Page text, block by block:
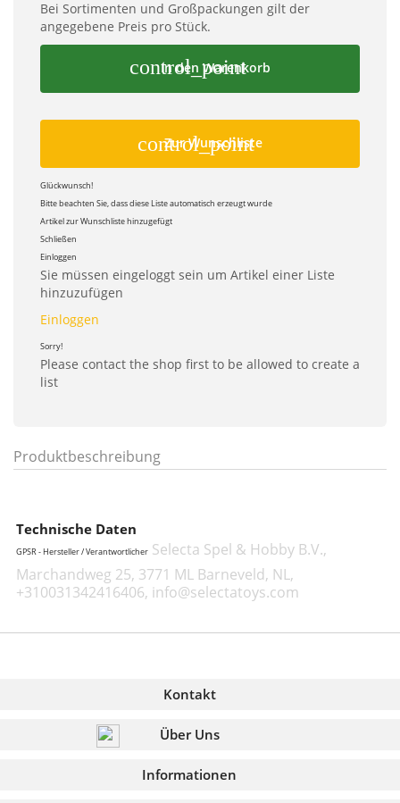
Bei Sortimenten und Großpackungen gilt der
angegebene Preis pro Stück.
control_point
In den Warenkorb
control_point
Zur Wunschliste
Glückwunsch!
Bitte beachten Sie, dass diese Liste automatisch erzeugt wurde
Artikel zur Wunschliste hinzugefügt
Schließen
Einloggen
Sie müssen eingeloggt sein um Artikel einer Liste
hinzuzufügen
Einloggen
Sorry!
Please contact the shop first to be allowed to create a
list
Produktbeschreibung
Technische Daten
GPSR - Hersteller / Verantwortlicher Selecta Spel & Hobby B.V.,
Marchandweg 25, 3771 ML Barneveld, NL,
+310031342416406, info@selectatoys.com
Kontakt
Über Uns
Informationen